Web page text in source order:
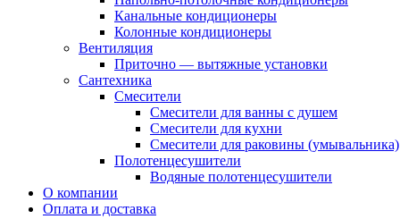
Канальные кондиционеры
Колонные кондиционеры
Вентиляция
Приточно — вытяжные установки
Сантехника
Смесители
Смесители для ванны с душем
Смесители для кухни
Смесители для раковины (умывальника)
Полотенцесушители
Водяные полотенцесушители
О компании
Оплата и доставка